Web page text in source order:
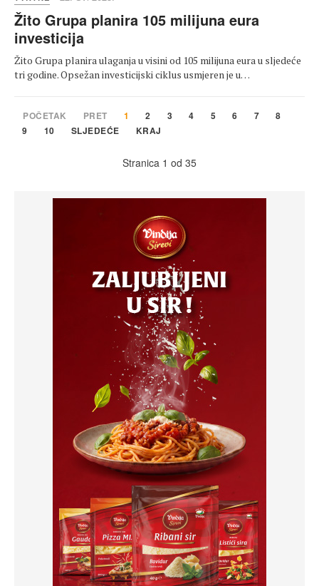
Žito Grupa planira 105 milijuna eura
investicija
Žito Grupa planira ulaganja u visini od 105 milijuna eura u sljedeće
tri godine. Opsežan investicijski ciklus usmjeren je u…
POČETAK PRET 1 2 3 4 5 6 7
8
9
10 SLJEDEĆE KRAJ
Stranica 1 od 35